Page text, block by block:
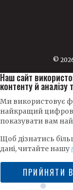
©
Наш сайт
контенту й аналізу
Ми використовує
найкращий
показувати вам
Щоб дізнатись
дані, читайте нашу
ПРИЙНЯТИ